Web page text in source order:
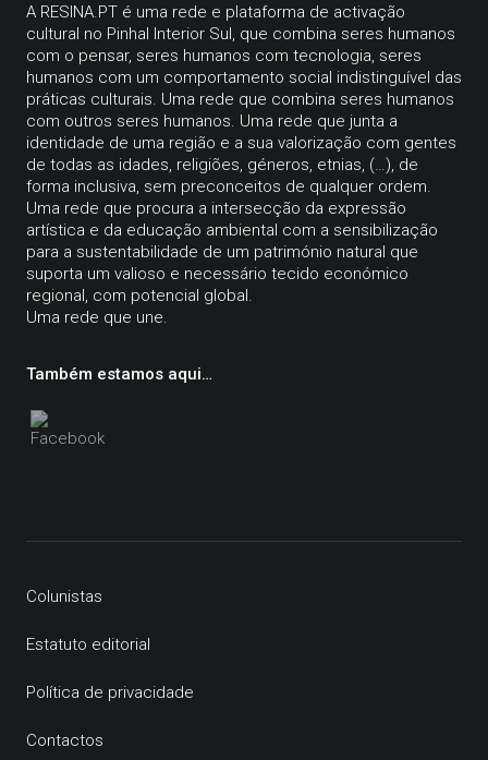
A RESINA.PT é uma rede e plataforma de activação
cultural no Pinhal Interior Sul, que combina seres humanos
com o pensar, seres humanos com tecnologia, seres
humanos com um comportamento social indistinguível das
práticas culturais. Uma rede que combina seres humanos
com outros seres humanos. Uma rede que junta a
identidade de uma região e a sua valorização com gentes
de todas as idades, religiões, géneros, etnias, (…), de
forma inclusiva, sem preconceitos de qualquer ordem.
Uma rede que procura a intersecção da expressão
artística e da educação ambiental com a sensibilização
para a sustentabilidade de um património natural que
suporta um valioso e necessário tecido económico
regional, com potencial global.
Uma rede que une.
Também estamos aqui…
Colunistas
Estatuto editorial
Política de privacidade
Contactos